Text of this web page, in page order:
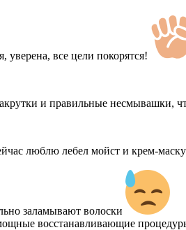
уверена, все цели покорятся!
и правильные несмывашки,
люблю лебел мойст и крем-
заламывают волоски
восстанавливающие